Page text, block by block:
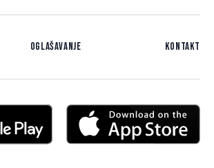
Oglašavanje Kontakt